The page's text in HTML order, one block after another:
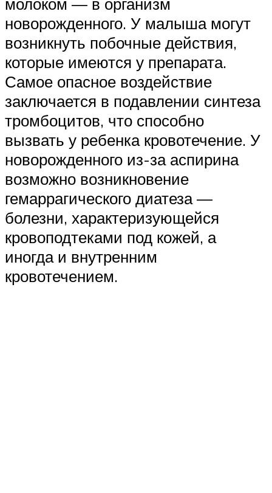
новорожденного. У малыша могут
возникнуть побочные действия,
которые имеются у препарата.
Самое опасное воздействие
заключается в подавлении синтеза
тромбоцитов, что способно
вызвать у ребенка кровотечение. У
новорожденного из-за аспирина
возможно возникновение
гемаррагического диатеза —
болезни, характеризующейся
кровоподтеками под кожей, а
иногда и внутренним
кровотечением.